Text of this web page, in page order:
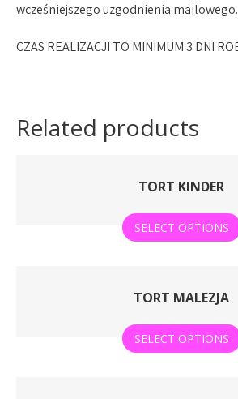
wcześniejszego uzgodnienia mailowego.
CZAS REALIZACJI TO MINIMUM 3 DNI
Related products
TORT KINDER
SELECT OPTIONS
TORT MALEZJA
SELECT OPTIONS